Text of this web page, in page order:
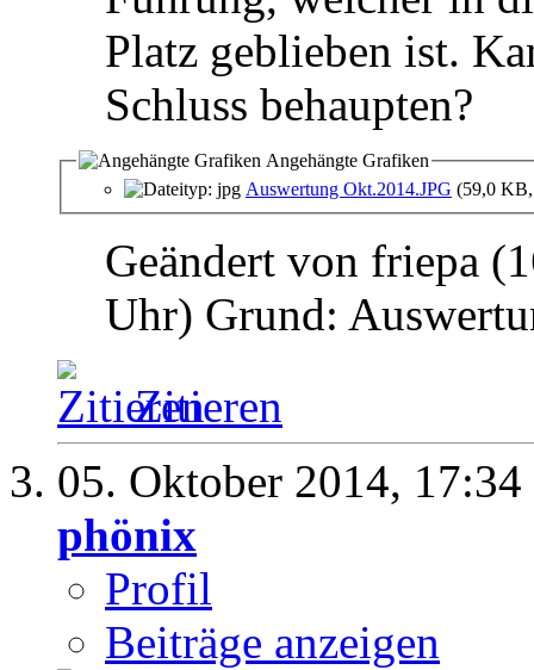
Platz geblieben ist.
Schluss behaupten?
Angehängte Grafiken
Auswertung Okt.2014.JPG (59,0
Geändert von friepa
Uhr) Grund:
Zitieren
05. Oktober 2014, 17:34
phönix
Profil
Beiträge anzeigen